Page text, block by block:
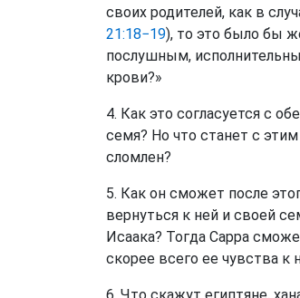
своих родителей, как в
21:18−19), то это было бы
послушным,
крови?»
4. Как это согласуется с
семя? Но что станет с
сломлен?
5. Как он сможет после
вернуться к ней и своей
Исаака? Тогда Сарра
скорее всего ее чувства к